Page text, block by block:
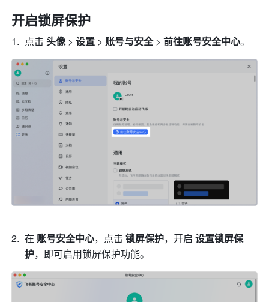
开启锁屏保护
点击 头像 > 设置 > 账号与安全 > 前往账号安全中心。
在 账号安全中心，点击 锁屏保护，开启 设置锁屏保
护，即可启用锁屏保护功能。